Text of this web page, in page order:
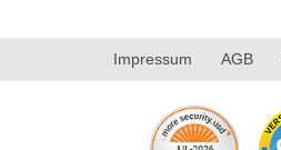
Impressum AGB